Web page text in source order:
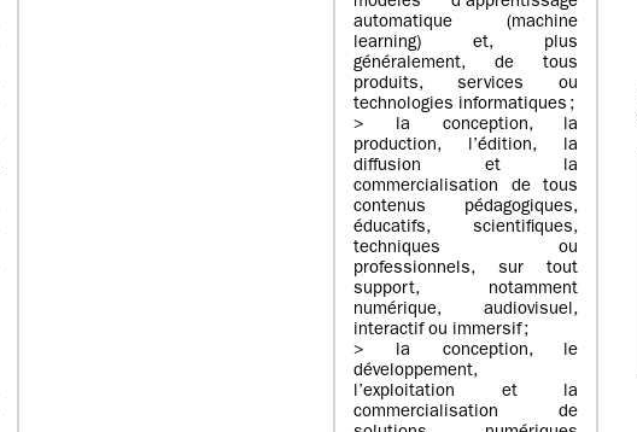
automatique (machine
learning) et, plus
généralement, de tous
produits, services ou
technologies informatiques ;
> la conception, la
production, l’édition, la
diffusion et la
commercialisation de tous
contenus pédagogiques,
éducatifs, scientifiques,
techniques ou
professionnels, sur tout
support, notamment
numérique, audiovisuel,
interactif ou immersif ;
> la conception, le
développement,
l’exploitation et la
commercialisation de